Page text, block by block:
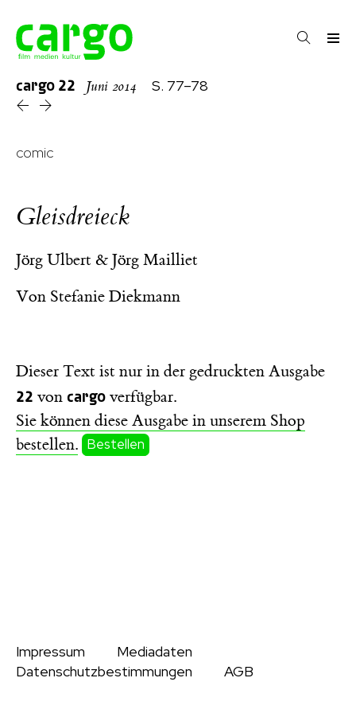
cargo 22 Juni 2014 S. 77–78
comic
Gleisdreieck
Jörg Ulbert & Jörg Mailliet
Von Stefanie Diekmann
Dieser Text ist nur in der gedruckten Ausgabe
22 von cargo verfügbar.
Sie können diese Ausgabe in unserem Shop
bestellen. Bestellen
Impressum
Mediadaten
Datenschutzbestimmungen
AGB